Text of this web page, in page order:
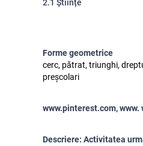
2.1 Științe
Forme geometrice
cerc, pătrat, triunghi,
preșcolari
www.pinterest.com,
Descriere: Activitatea